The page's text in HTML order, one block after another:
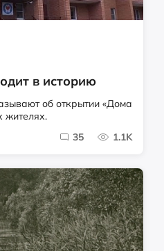
в историю
об открытии «Дома
жителях.
35 1.1K